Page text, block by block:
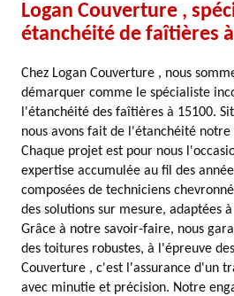
Logan Couverture ,
étanchéité de faîtières
Chez Logan Couverture , nous
démarquer comme le spécialiste
l'étanchéité des faîtières à 15100.
nous avons fait de l'étanchéité notre
Chaque projet est pour nous
expertise accumulée au fil des
composées de techniciens
des solutions sur mesure, adaptées
Grâce à notre savoir-faire, nous
des toitures robustes, à l'épreuve
Couverture , c'est l'assurance d'un
avec minutie et précision. Notre